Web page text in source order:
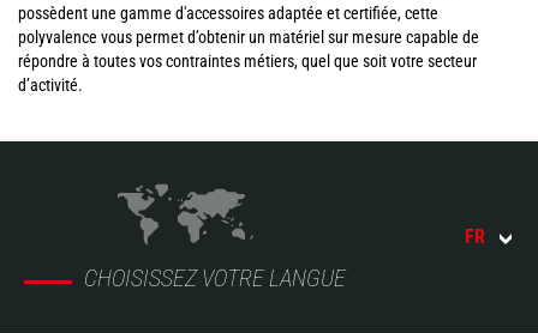
possèdent une gamme d'accessoires adaptée et certifiée, cette
polyvalence vous permet d’obtenir un matériel sur mesure capable de
répondre à toutes vos contraintes métiers, quel que soit votre secteur
d’activité.
CHOISISSEZ VOTRE LANGUE
FR